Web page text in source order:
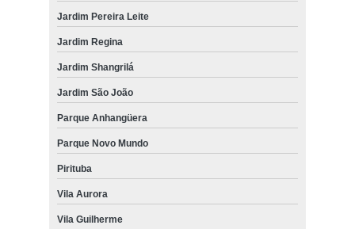
Jardim Pereira Leite
Jardim Regina
Jardim Shangrilá
Jardim São João
Parque Anhangüera
Parque Novo Mundo
Pirituba
Vila Aurora
Vila Guilherme